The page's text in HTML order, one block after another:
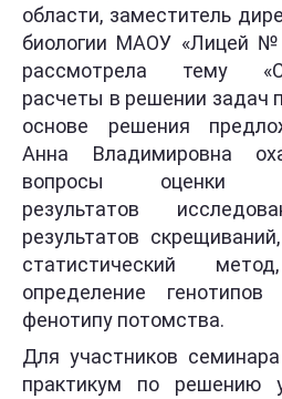
области, заместитель
биологии МАОУ «Лицей
рассмотрела тему
расчеты в решении задач
основе решения
Анна Владимировна
вопросы оценки
результатов
результатов
статистический
определение
фенотипу потомства.
Для участников
практикум по решению